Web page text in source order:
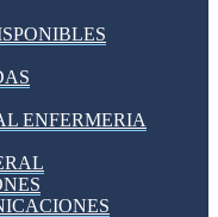
ENFERMERIA